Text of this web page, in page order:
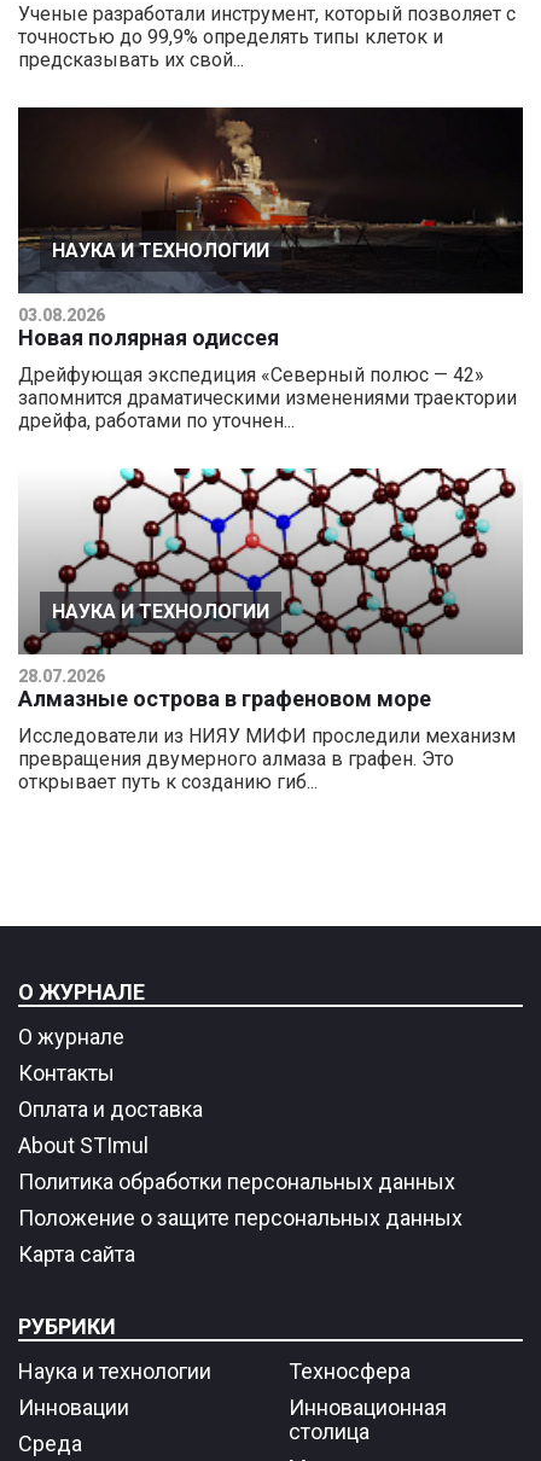
Ученые разработали инструмент, который позволяет с
точностью до 99,9% определять типы клеток и
предсказывать их свой...
НАУКА И ТЕХНОЛОГИИ
03.08.2026
Новая полярная одиссея
Дрейфующая экспедиция «Северный полюс — 42»
запомнится драматическими изменениями траектории
дрейфа, работами по уточнен...
НАУКА И ТЕХНОЛОГИИ
28.07.2026
Алмазные острова в графеновом море
Исследователи из НИЯУ МИФИ проследили механизм
превращения двумерного алмаза в графен. Это
открывает путь к созданию гиб...
О ЖУРНАЛЕ
О журнале
Контакты
Оплата и доставка
About STImul
Политика обработки персональных данных
Положение о защите персональных данных
Карта сайта
РУБРИКИ
Наука и технологии
Инновации
Среда
Техносфера
Инновационная
столица